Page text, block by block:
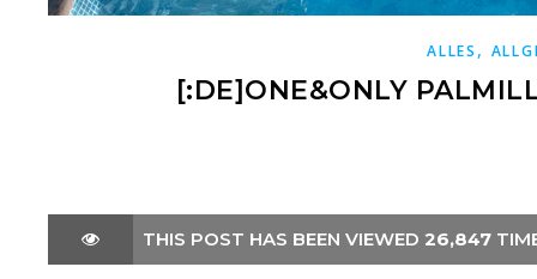
ALLES ,
[:DE]ONE&ONLY
THIS POST HAS BEEN VIEWED 26,847